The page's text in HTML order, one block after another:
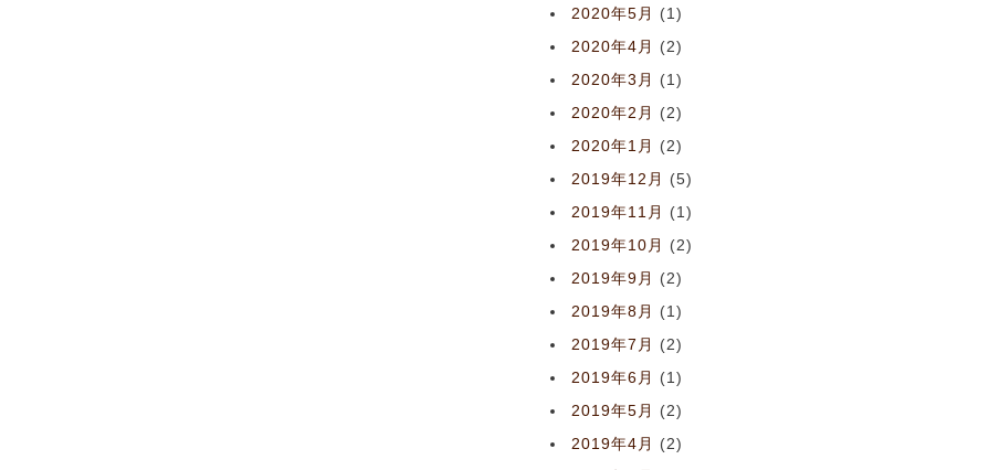
2020年5月
(1)
2020年4月
(2)
2020年3月
(1)
2020年2月
(2)
2020年1月
(2)
2019年12月
(5)
2019年11月
(1)
2019年10月
(2)
2019年9月
(2)
2019年8月
(1)
2019年7月
(2)
2019年6月
(1)
2019年5月
(2)
2019年4月
(2)